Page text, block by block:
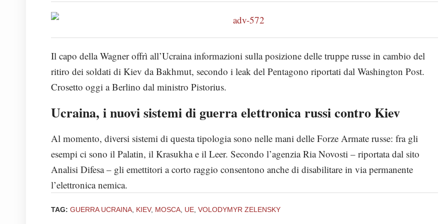
Il capo della Wagner offrì all’Ucraina informazioni sulla posizione delle truppe russe in cambio del
ritiro dei soldati di Kiev da Bakhmut, secondo i leak del Pentagono riportati dal Washington Post.
Crosetto oggi a Berlino dal ministro Pistorius.
Ucraina, i nuovi sistemi di guerra elettronica russi contro Kiev
Al momento, diversi sistemi di questa tipologia sono nelle mani delle Forze Armate russe: fra gli
esempi ci sono il Palatin, il Krasukha e il Leer. Secondo l’agenzia Ria Novosti – riportata dal sito
Analisi Difesa – gli emettitori a corto raggio consentono anche di disabilitare in via permanente
l’elettronica nemica.
TAG: GUERRA UCRAINA KIEV, MOSCA UE VOLODYMYR ZELENSKY